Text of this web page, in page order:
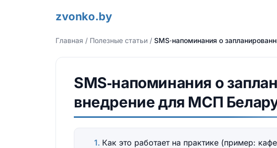
zvonko.by
Главная / Полезные статьи / SMS‑напоминания о
SMS‑напоминания о
внедрение для МСП
Как это работает на практике (пример: